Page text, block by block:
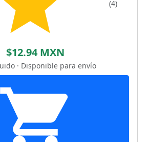
(4)
$12.94 MXN
· Disponible para envío